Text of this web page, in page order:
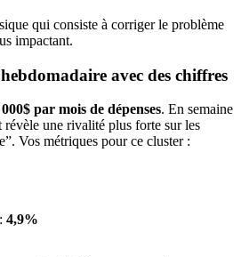
qui consiste à corriger le problème
impactant.
avec des chiffres
par mois de dépenses. En semaine
une rivalité plus forte sur les
Vos métriques pour ce cluster :
4,9%